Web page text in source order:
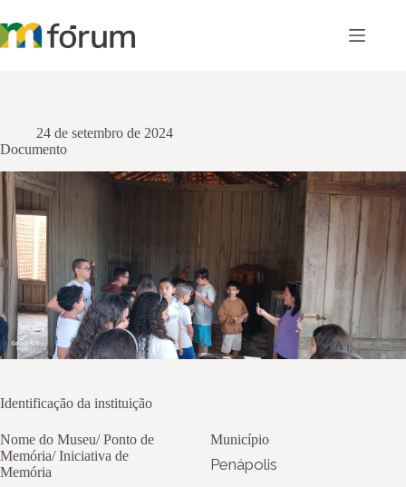
para
o
24 de setembro de 2024
Documento
Identificação da instituição
Nome do Museu/ Ponto de
Memória/ Iniciativa de
Memória
Município
Penápolis